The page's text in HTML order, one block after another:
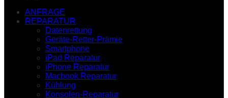
ANFRAGE
REPARATUR
Datenrettung
Geräte-Retter-Prämie
Smartphone
iPad Reparatur
iPhone Reparatur
Macbook Reparatur
Kühlung
Konsolen-Reparatur